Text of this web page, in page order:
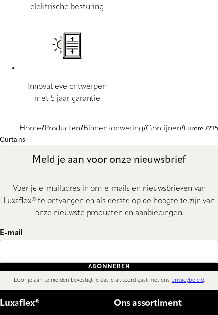
elektrische besturing
Innovatieve ontwerpen
met 5 jaar garantie
Home Producten Binnenzonwering Gordijnen
Furore 7235
Curtains
Meld je aan voor onze nieuwsbrief
Voer je e-mailadres in om e-mails en nieuwsbrieven van
Luxaflex® te ontvangen en als eerste op de hoogte te zijn van
onze nieuwste producten en aanbiedingen.
E-mail
ABONNEREN
Door je aan te melden bevestigt je dat je akkoord gaat met ons privacybeleid.
Luxaflex® Ons assortiment